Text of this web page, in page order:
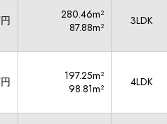
280.46m²
87.88m²
3LDK
197.25m²
98.81m²
4LDK